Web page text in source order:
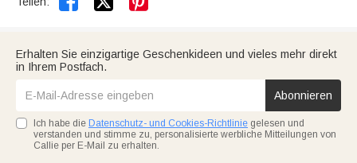
Erhalten Sie einzigartige Geschenkideen und vieles mehr direkt
in Ihrem Postfach.
Abonnieren
Ich habe die Datenschutz- und Cookies-Richtlinie gelesen und
verstanden und stimme zu, personalisierte werbliche Mitteilungen von
Callie per E-Mail zu erhalten.